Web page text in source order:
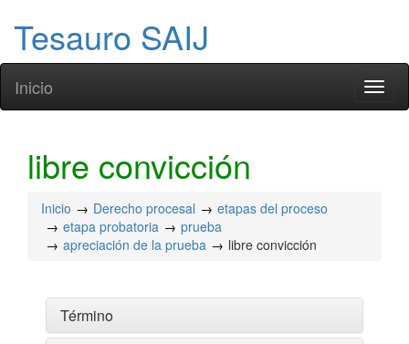
Tesauro SAIJ
Inicio
libre convicción
Inicio Derecho procesal
etapas del proceso
etapa probatoria
prueba
apreciación de la prueba
libre convicción
Término